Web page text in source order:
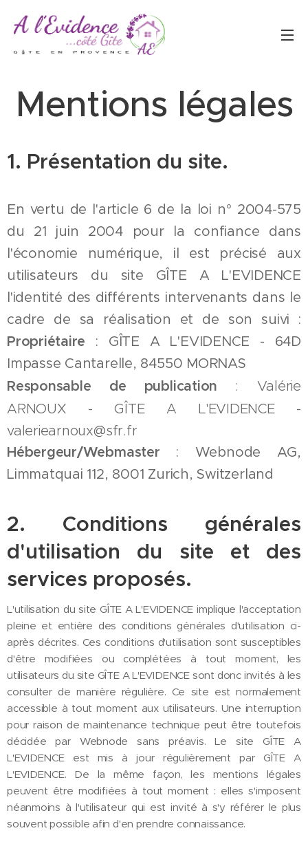
Mentions légales
1. Présentation du site.
En vertu de l'article 6 de la loi n° 2004-575
du 21 juin 2004 pour la confiance dans
l'économie numérique, il est précisé aux
utilisateurs du site GÎTE A L'EVIDENCE
l'identité des différents intervenants dans le
cadre de sa réalisation et de son suivi :
Propriétaire : GÎTE A L'EVIDENCE - 64D
Impasse Cantarelle, 84550 MORNAS
Responsable de publication : Valérie
ARNOUX - GÎTE A L'EVIDENCE -
valeriearnoux@sfr.fr
Hébergeur/Webmaster : Webnode AG,
Limmatquai 112, 8001 Zurich, Switzerland
2. Conditions générales
d'utilisation du site et des
services proposés.
L'utilisation du site GÎTE A L'EVIDENCE implique l'acceptation
pleine et entière des conditions générales d'utilisation ci-
après décrites. Ces conditions d'utilisation sont susceptibles
d'être modifiées ou complétées à tout moment, les
utilisateurs du site GÎTE A L'EVIDENCE sont donc invités à les
consulter de manière régulière. Ce site est normalement
accessible à tout moment aux utilisateurs. Une interruption
pour raison de maintenance technique peut être toutefois
décidée par Webnode sans préavis. Le site GÎTE A
L'EVIDENCE est mis à jour régulièrement par GÎTE A
L'EVIDENCE. De la même façon, les mentions légales
peuvent être modifiées à tout moment : elles s'imposent
néanmoins à l'utilisateur qui est invité à s'y référer le plus
souvent possible afin d'en prendre connaissance.